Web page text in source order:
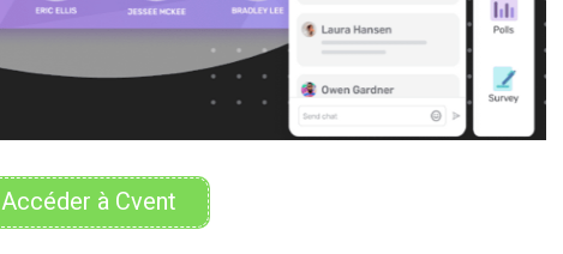
Accéder à Cvent